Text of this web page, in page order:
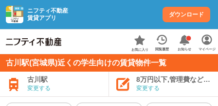
ニフティ不動産
賃貸アプリ
ダウンロード
お気に入り 閲覧履歴 お知らせ マイページ
古川駅(宮城県)近くの学生向けの賃貸物件一覧
古川駅
変更する
8万円以下,管理費など込み
変更する